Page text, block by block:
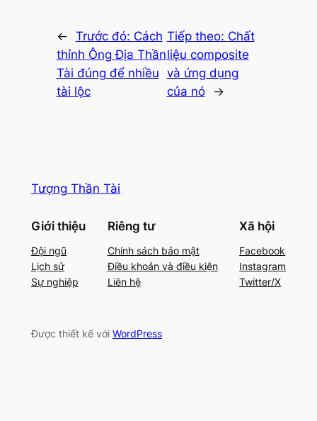
← Trước đó: Cách
thỉnh Ông Địa Thần
Tài đúng để nhiều
tài lộc
Tiếp theo: Chất
liệu composite
và ứng dụng
của nó
→
Tượng Thần Tài
Giới thiệu
Đội ngũ
Lịch sử
Sự nghiệp
Riêng tư
Chính sách bảo mật
Điều khoản và điều kiện
Liên hệ
Xã hội
Facebook
Instagram
Twitter/X
Được thiết kế với WordPress